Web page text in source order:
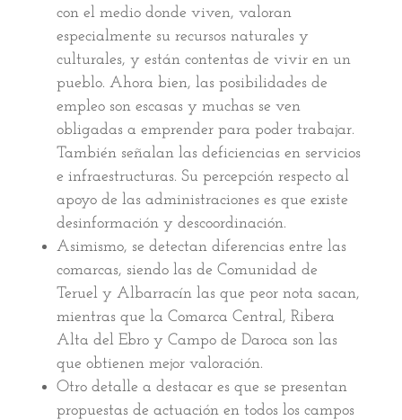
con el medio donde viven, valoran
especialmente su recursos naturales y
culturales, y están contentas de vivir en un
pueblo. Ahora bien, las posibilidades de
empleo son escasas y muchas se ven
obligadas a emprender para poder trabajar.
También señalan las deficiencias en servicios
e infraestructuras. Su percepción respecto al
apoyo de las administraciones es que existe
desinformación y descoordinación.
Asimismo, se detectan diferencias entre las
comarcas, siendo las de Comunidad de
Teruel y Albarracín las que peor nota sacan,
mientras que la Comarca Central, Ribera
Alta del Ebro y Campo de Daroca son las
que obtienen mejor valoración.
Otro detalle a destacar es que se presentan
propuestas de actuación en todos los campos